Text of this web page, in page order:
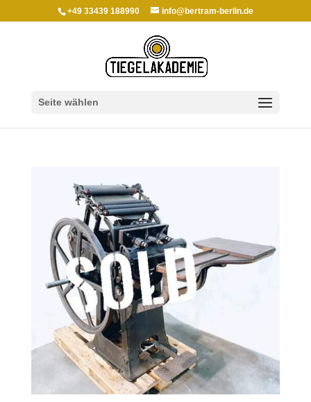
+49 33439 188990 info@bertram-berlin.de
Seite wählen